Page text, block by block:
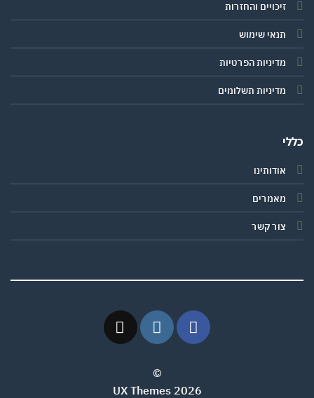
זיכויים והחזרות
תנאי שימוש
מדיניות הפרטיות
מדיניות תשלומים
אודותינו
מאמרים
צור קשר
2026 UX Themes